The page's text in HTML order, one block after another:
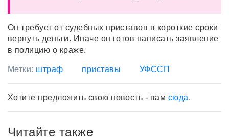
Он требует от судебных приставов в короткие сроки
вернуть деньги. Иначе он готов написать заявление
в полицию о краже.
Метки: штраф приставы УФССП
Хотите предложить свою новость - вам сюда.
Читайте также